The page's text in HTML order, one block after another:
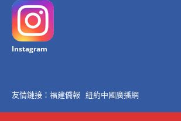
Instagram
友情鏈接： 福建僑報 紐約中國廣播網